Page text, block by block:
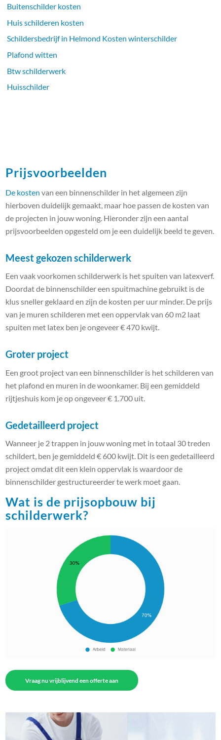
Buitenschilder kosten
Huis schilderen kosten
Schildersbedrijf in Helmond Kosten winterschilder
Plafond witten
Btw schilderwerk
Huisschilder
Prijsvoorbeelden
De kosten van een binnenschilder in het algemeen zijn
hierboven duidelijk gemaakt, maar hoe passen de kosten van
de projecten in jouw woning. Hieronder zijn een aantal
prijsvoorbeelden opgesteld om je een duidelijk beeld te geven.
Meest gekozen schilderwerk
Een vaak voorkomen schilderwerk is het spuiten van latexverf.
Doordat de binnenschilder een spuitmachine gebruikt is de
klus sneller geklaard en zijn de kosten per uur minder. De prijs
van je muren schilderen met een oppervlak van 60 m2 laat
spuiten met latex ben je ongeveer € 470 kwijt.
Groter project
Een groot project van een binnenschilder is het schilderen van
het plafond en muren in de woonkamer. Bij een gemiddeld
rijtjeshuis kom je op ongeveer € 1.700 uit.
Gedetailleerd project
Wanneer je 2 trappen in jouw woning met in totaal 30 treden
schildert, ben je gemiddeld € 600 kwijt. Dit is een gedetailleerd
project omdat dit een klein oppervlak is waardoor de
binnenschilder gestructureerder te werk moet gaan.
Wat is de prijsopbouw bij
schilderwerk?
Vraag nu vrijblijvend een offerte aan